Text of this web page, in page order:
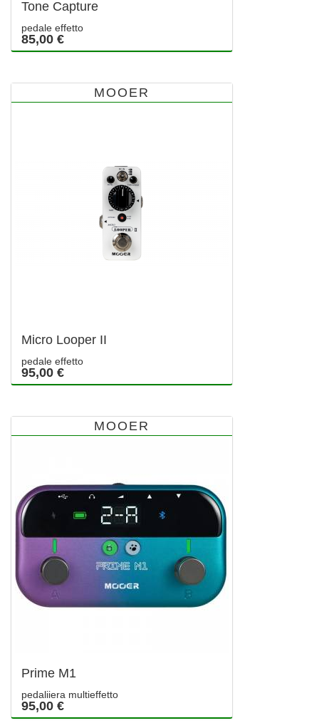
Tone Capture
pedale effetto
85,00 €
MOOER
Micro Looper II
pedale effetto
95,00 €
MOOER
Prime M1
pedaliiera multieffetto
95,00 €